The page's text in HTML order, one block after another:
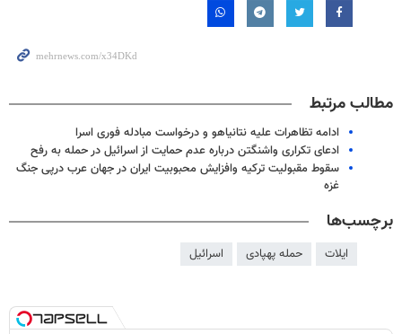
مطالب مرتبط
ادامه تظاهرات علیه نتانیاهو و درخواست مبادله فوری اسرا
ادعای تکراری واشنگتن درباره عدم حمایت از اسرائیل در حمله به رفح
سقوط مقبولیت ترکیه وافزایش محبوبیت ایران در جهان عرب درپی جنگ
غزه
برچسب‌ها
ایلات حمله پهپادی اسرائیل